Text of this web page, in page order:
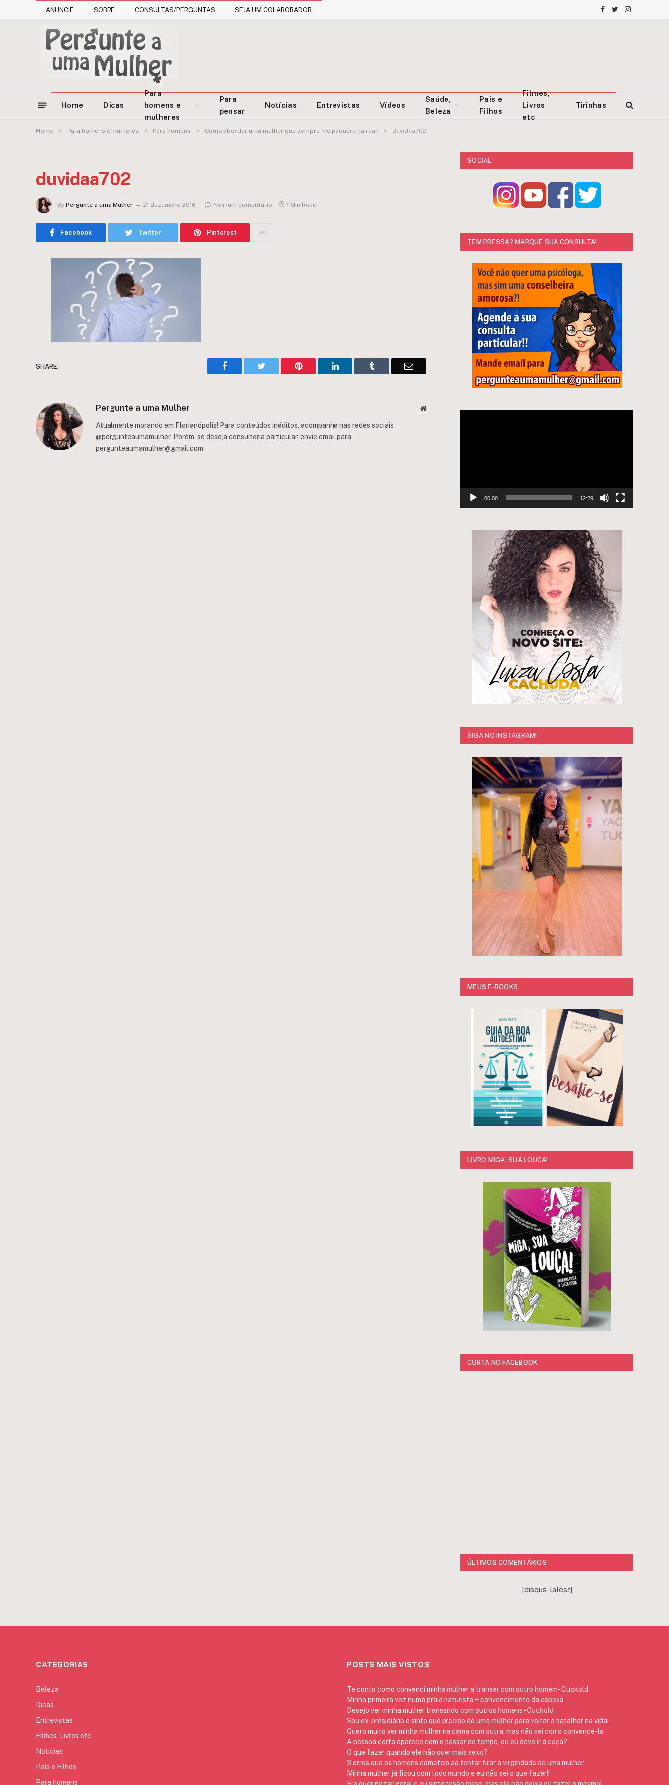
ANUNCIE SOBRE CONSULTAS/PERGUNTAS SEJA UM COLABORADOR Facebook
TwitterInstagram
Home Dicas
Para
homens e
mulheres
Para
pensar
Notícias Entrevistas Vídeos
Saúde,
Beleza
Pais e
Filhos
Filmes,
Livros
etc
Tirinhas
Home » Para homens e mulheres » Para homens » Como abordar uma mulher que sempre me paquera na rua? » duvidaa702
duvidaa702
By Pergunte a uma Mulher 21 dezembro 2016 Nenhum comentário 1 Min Read
Facebook Twitter Pinterest
SHARE. Facebook Twitter Pinterest LinkedIn Tumblr Email
Pergunte a uma Mulher Website
Atualmente morando em Florianópolis! Para conteúdos inéditos, acompanhe nas redes sociais
@pergunteaumamulher. Porém, se deseja consultoria particular, envie email para
pergunteaumamulher@gmail.com
SOCIAL
TEM PRESSA? MARQUE SUA CONSULTA!
00:00 12:29
SIGA NO INSTAGRAM!
MEUS E-BOOKS
LIVRO MIGA, SUA LOUCA!
CURTA NO FACEBOOK
ÚLTIMOS COMENTÁRIOS
[disqus-latest]
CATEGORIAS
Beleza
Dicas
Entrevistas
Filmes, Livros etc
Notícias
Pais e Filhos
Para homens
POSTS MAIS VISTOS
Te conto como convenci minha mulher a transar com outro homem - Cuckold
Minha primeira vez numa praia naturista + convencimento da esposa
Desejo ver minha mulher transando com outros homens - Cuckold
Sou ex-presidiário e sinto que preciso de uma mulher para voltar a batalhar na vida!
Quero muito ver minha mulher na cama com outra, mas não sei como convencê-la
A pessoa certa aparece com o passar do tempo, ou eu devo ir à caça?
O que fazer quando ele não quer mais sexo?
3 erros que os homens cometem ao tentar tirar a virgindade de uma mulher
Minha mulher já ficou com todo mundo e eu não sei o que fazer!!
Ela quer pegar geral e eu sinto tesão nisso, mas ela não deixa eu fazer o mesmo!